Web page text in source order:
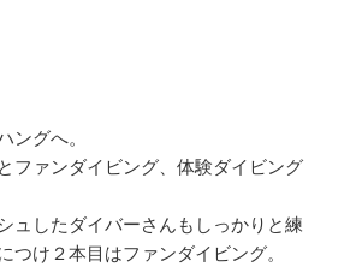
ングへ。
ファンダイビング、体験ダイビング
ュしたダイバーさんもしっかりと練
つけ２本目はファンダイビング。